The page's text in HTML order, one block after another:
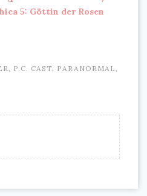
5: Göttin der Rosen
, P.C. CAST, PARANORMAL,